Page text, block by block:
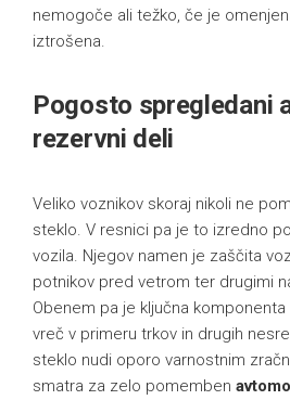
nemogoče ali težko, če je
iztrošena.
Pogosto spregledani
rezervni deli
Veliko voznikov skoraj nikoli ne
steklo. V resnici pa je to izredno
vozila. Njegov namen je zaščita
potnikov pred vetrom ter drugimi
Obenem pa je ključna
vreč v primeru trkov in drugih
steklo nudi oporo varnostnim
smatra za zelo pomemben